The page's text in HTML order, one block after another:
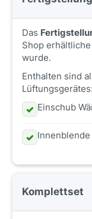
Das
Shop erhältliche
wurde.
Enthalten sind
Lüftungsgerätes:
✓ Einschub
✓
Komplettset